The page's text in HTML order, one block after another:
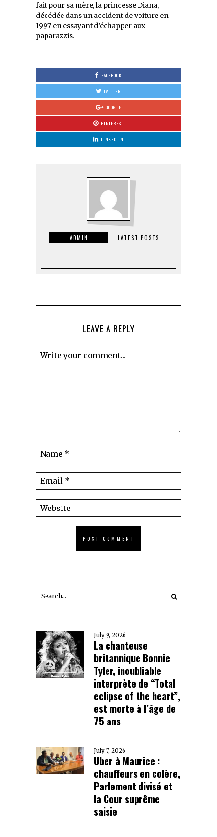
fait pour sa mère, la princesse Diana,
décédée dans un accident de voiture en
1997 en essayant d’échapper aux
paparazzis.
FACEBOOK
TWITTER
GOOGLE
PINTEREST
LINKED IN
ADMIN LATEST POSTS
LEAVE A REPLY
July 9, 2026
La chanteuse
britannique Bonnie
Tyler, inoubliable
interprète de “Total
eclipse of the heart”,
est morte à l’âge de
75 ans
July 7, 2026
Uber à Maurice :
chauffeurs en colère,
Parlement divisé et
la Cour suprême
saisie